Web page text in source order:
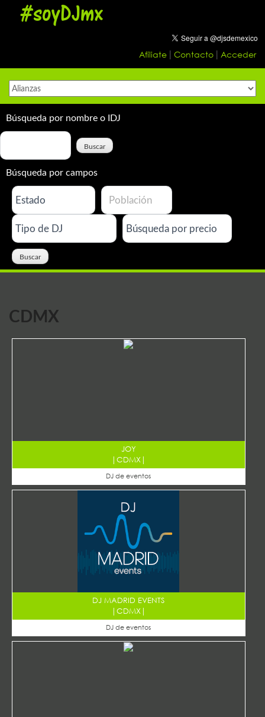
#soyDJmx
Afíliate Contacto Acceder
Búsqueda por nombre o IDJ
Búsqueda por campos
CDMX
JOY
| CDMX|
DJ de eventos
DJ MADRID EVENTS
| CDMX|
DJ de eventos